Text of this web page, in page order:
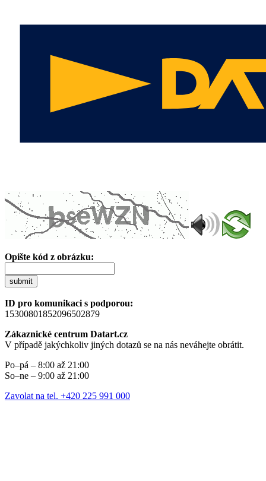
Opište kód z obrázku:
submit
ID pro komunikaci s podporou:
15300801852096502879
Zákaznické centrum Datart.cz
V případě jakýchkoliv jiných dotazů se na nás neváhejte obrátit.
Po–pá – 8:00 až 21:00
So–ne – 9:00 až 21:00
Zavolat na tel. +420 225 991 000